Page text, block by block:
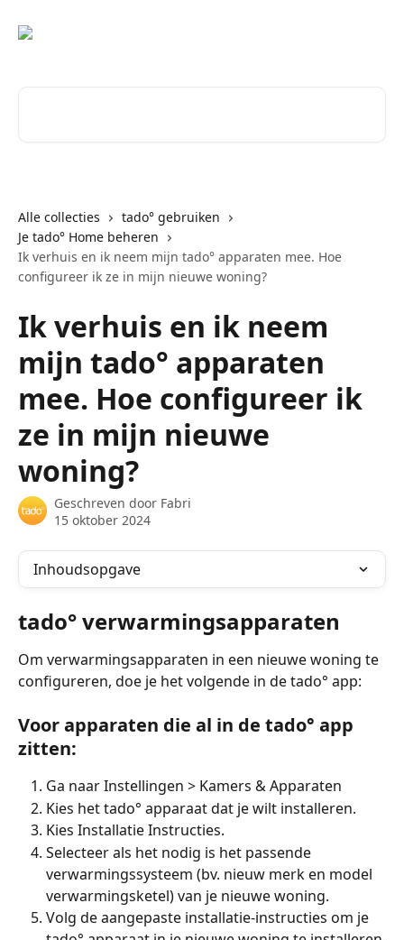
Alle collecties
tado° gebruiken
Je tado° Home beheren
Ik verhuis en ik neem mijn tado° apparaten mee. Hoe
configureer ik ze in mijn nieuwe woning?
Ik verhuis en ik neem
mijn tado° apparaten
mee. Hoe configureer ik
ze in mijn nieuwe
woning?
Geschreven door Fabri
15 oktober 2024
Inhoudsopgave
tado° verwarmingsapparaten
Om verwarmingsapparaten in een nieuwe woning te
configureren, doe je het volgende in de tado° app:
Voor apparaten die al in de tado° app
zitten:
Ga naar Instellingen > Kamers & Apparaten
Kies het tado° apparaat dat je wilt installeren.
Kies Installatie Instructies.
Selecteer als het nodig is het passende
verwarmingssysteem (bv. nieuw merk en model
verwarmingsketel) van je nieuwe woning.
Volg de aangepaste installatie-instructies om je